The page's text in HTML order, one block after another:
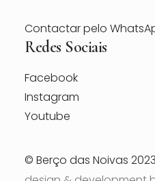
Contactar pelo
Redes Sociais
Facebook
Instagram
Youtube
© Berço das Noivas 2023